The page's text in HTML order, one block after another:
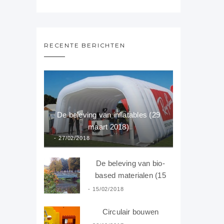
RECENTE BERICHTEN
De beleving van inflatables (29
maart 2018)
27/02/2018
De beleving van bio-
based materialen (15
februari 2018)
15/02/2018
Circulair bouwen